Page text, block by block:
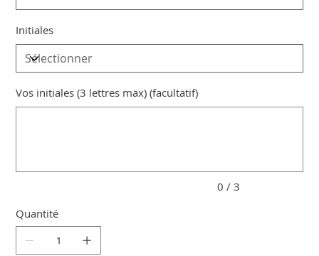
Initiales
Vos initiales (3 lettres max) (facultatif)
0 / 3
Quantité